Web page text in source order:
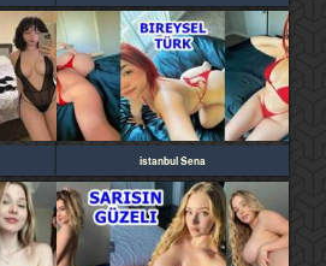
istanbul Sena